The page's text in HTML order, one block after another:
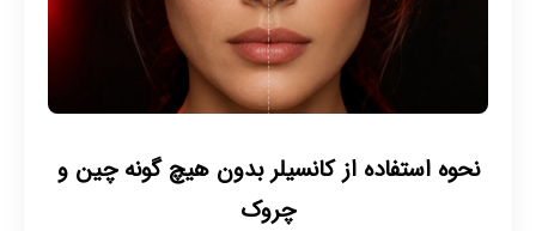
نحوه استفاده از کانسیلر بدون هیچ گونه چین و
چروک